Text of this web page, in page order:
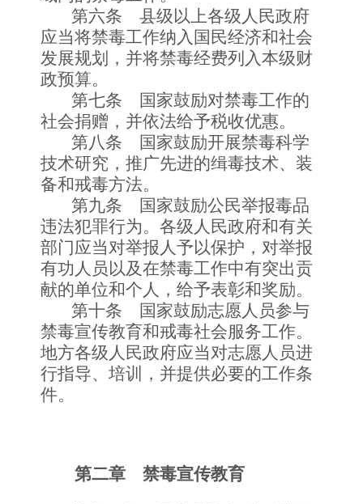
第六条 县级以上各级人民政府
应当将禁毒工作纳入国民经济和社会
发展规划，并将禁毒经费列入本级财
政预算。
第七条 国家鼓励对禁毒工作的
社会捐赠，并依法给予税收优惠。
第八条 国家鼓励开展禁毒科学
技术研究，推广先进的缉毒技术、装
备和戒毒方法。
第九条 国家鼓励公民举报毒品
违法犯罪行为。各级人民政府和有关
部门应当对举报人予以保护，对举报
有功人员以及在禁毒工作中有突出贡
献的单位和个人，给予表彰和奖励。
第十条 国家鼓励志愿人员参与
禁毒宣传教育和戒毒社会服务工作。
地方各级人民政府应当对志愿人员进
行指导、培训，并提供必要的工作条
件。
第二章 禁毒宣传教育